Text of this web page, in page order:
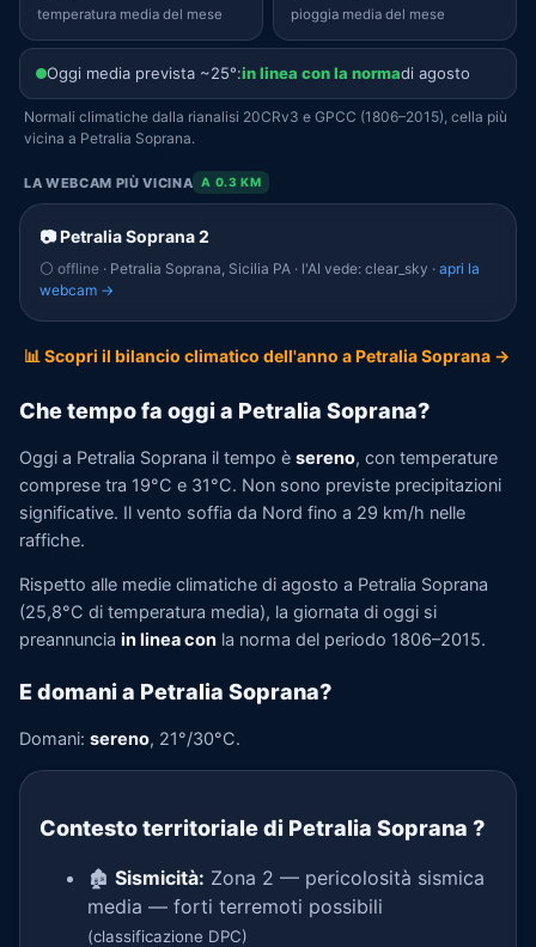
temperatura media del mese pioggia media del mese
Oggi media prevista ~25°:in linea con la normadi agosto
Normali climatiche dalla rianalisi 20CRv3 e GPCC (1806–2015), cella più
vicina a Petralia Soprana.
LA WEBCAM PIÙ VICINA A 0.3 KM
📷 Petralia Soprana 2
⚪ offline · Petralia Soprana, Sicilia PA · l'AI vede: clear_sky · apri la
webcam →
📊 Scopri il bilancio climatico dell'anno a Petralia Soprana →
Che tempo fa oggi a Petralia Soprana?
Oggi a Petralia Soprana il tempo è sereno, con temperature
comprese tra 19°C e 31°C. Non sono previste precipitazioni
significative. Il vento soffia da Nord fino a 29 km/h nelle
raffiche.
Rispetto alle medie climatiche di agosto a Petralia Soprana
(25,8°C di temperatura media), la giornata di oggi si
preannuncia in linea con la norma del periodo 1806–2015.
E domani a Petralia Soprana?
Domani: sereno, 21°/30°C.
Contesto territoriale di Petralia Soprana ?
🏚️ Sismicità: Zona 2 — pericolosità sismica
media — forti terremoti possibili
(classificazione DPC)